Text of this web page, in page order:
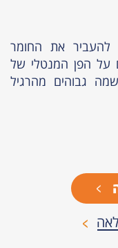
להעביר את החומר
על הפן המנטלי של
גבוהים מהרגיל